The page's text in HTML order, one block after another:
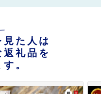
見た人は
礼品を
。